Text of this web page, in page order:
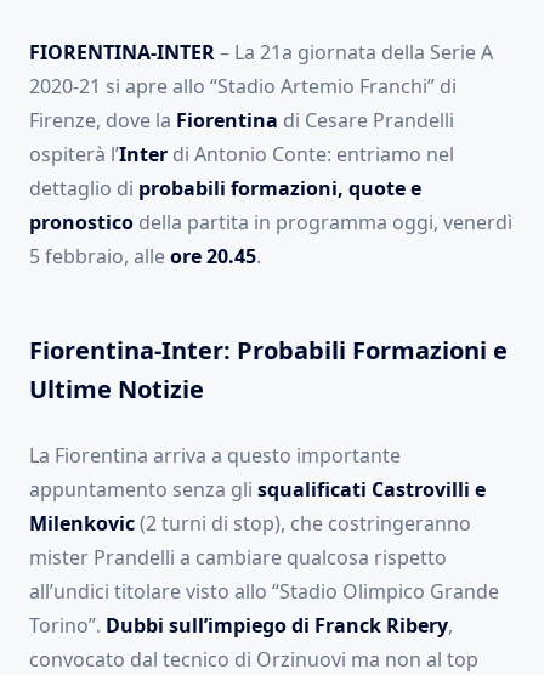
FIORENTINA-INTER– La 21a giornata della Serie A
2020-21 si apre allo “Stadio Artemio Franchi” di
Firenze, dove la Fiorentina di Cesare Prandelli
ospiterà l’Inter di Antonio Conte: entriamo nel
dettaglio di probabili formazioni, quote e
pronostico della partita in programma oggi, venerdì
5 febbraio, alleore 20.45.
Fiorentina-Inter: Probabili Formazioni e
Ultime Notizie
La Fiorentina arriva a questo importante
appuntamento senza gli squalificati Castrovilli e
Milenkovic(2 turni di stop), che costringeranno
mister Prandelli a cambiare qualcosa rispetto
all’undici titolare visto allo “Stadio Olimpico Grande
Torino”. Dubbi sull’impiego di Franck Ribery,
convocato dal tecnico di Orzinuovi ma non al top